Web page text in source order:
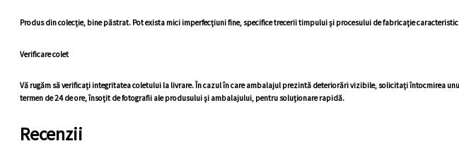
Produs din colecție, bine păstrat. Pot exista mici imperfecțiuni fine, specifice trecerii timpului și procesului de fabricație
Verificare colet
Vă rugăm să verificați integritatea coletului la livrare. În cazul în care ambalajul prezintă deteriorări vizibile, solicitați întocmirea
termen de 24 de ore, însoțit de fotografii ale produsului și ambalajului, pentru soluționare rapidă.
Recenzii